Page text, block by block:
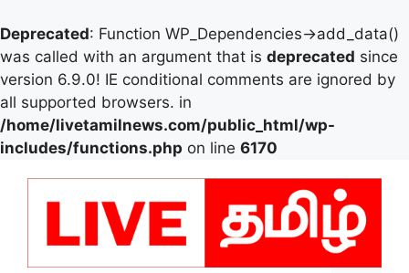
Deprecated: Function WP_Dependencies->add_data()
was called with an argument that is deprecated since
version 6.9.0! IE conditional comments are ignored by
all supported browsers. in
/home/livetamilnews.com/public_html/wp-
includes/functions.php on line 6170